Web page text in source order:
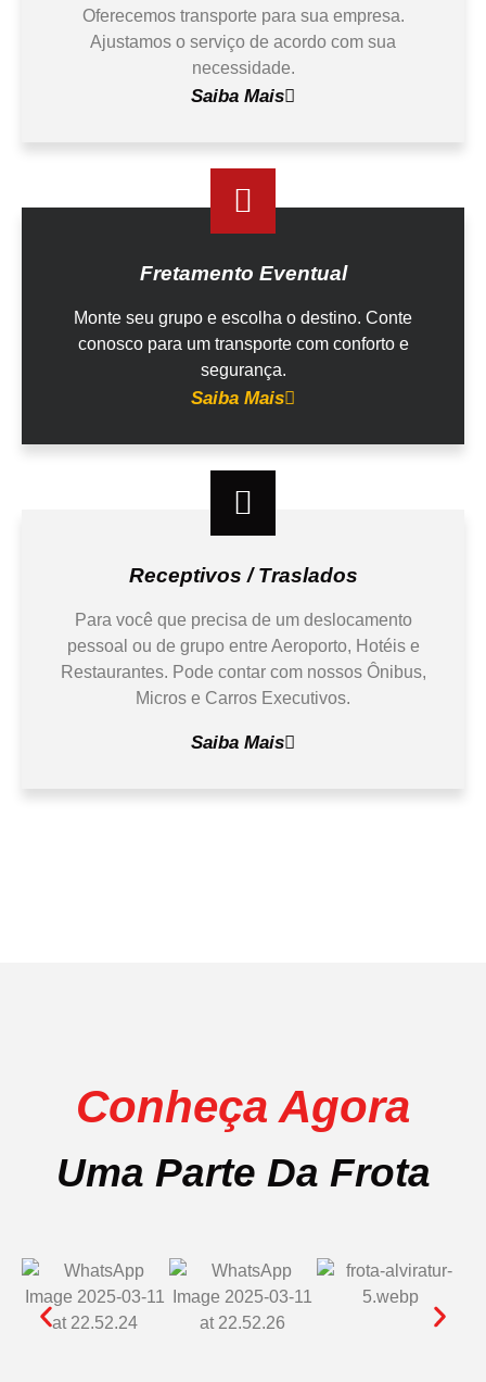
Oferecemos transporte para sua empresa.
Ajustamos o serviço de acordo com sua
necessidade.​​​​​​​
Saiba Mais
Fretamento Eventual​​​​​​​​​​​​​​
Monte seu grupo e escolha o destino. Conte
conosco para um transporte com conforto e
segurança.​​​​​​​
Saiba Mais
Receptivos / Traslados
Para você que precisa de um deslocamento
pessoal ou de grupo entre Aeroporto, Hotéis e
Restaurantes. Pode contar com nossos Ônibus,
Micros e Carros Executivos.
Saiba Mais
Conheça Agora
Uma Parte Da Frota